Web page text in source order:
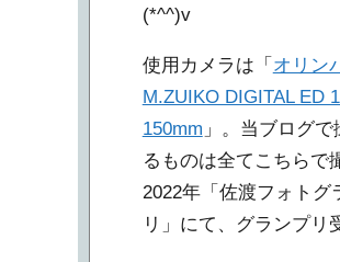
(*^^)v
使用カメラは「 オリン
M.ZUIKO DIGITAL ED
150mm 」。当ブログで
るものは全てこちらで
2022年「佐渡フォトグ
リ」にて、グランプリ